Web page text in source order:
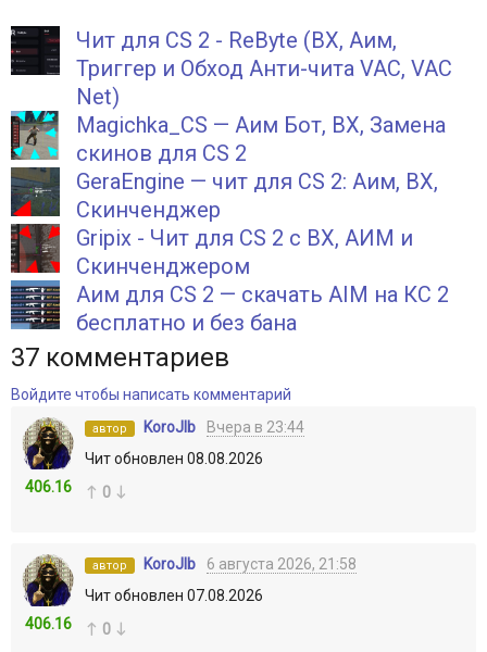
Чит для CS 2 - ReByte (ВХ, Аим,
Триггер и Обход Анти-чита VAC, VAC
Net)
Magichka_CS — Аим Бот, ВХ, Замена
скинов для CS 2
GeraEngine — чит для CS 2: Аим, ВХ,
Скинченджер
Gripix - Чит для CS 2 с ВХ, АИМ и
Скинченджером
Аим для CS 2 — скачать AIM на КС 2
бесплатно и без бана
37 комментариев
Войдите чтобы написать комментарий
406.16
автор KoroJIb
Вчера в 23:44
Чит обновлен 08.08.2026
0
406.16
автор KoroJIb
6 августа 2026, 21:58
Чит обновлен 07.08.2026
0